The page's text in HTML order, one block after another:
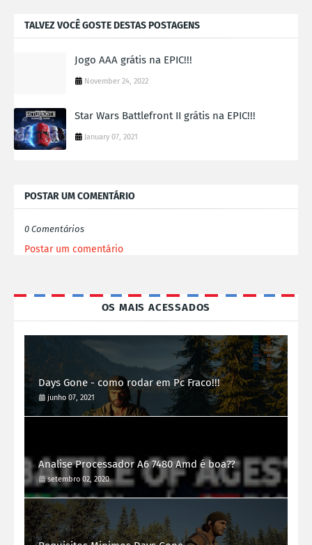
TALVEZ VOCÊ GOSTE DESTAS POSTAGENS
Jogo AAA grátis na EPIC!!!
November 24, 2022
Star Wars Battlefront II grátis na EPIC!!!
January 07, 2021
POSTAR UM COMENTÁRIO
0 Comentários
Postar um comentário
OS MAIS ACESSADOS
Days Gone - como rodar em Pc Fraco!!!
junho 07, 2021
Analise Processador A6 7480 Amd é boa??
setembro 02, 2020